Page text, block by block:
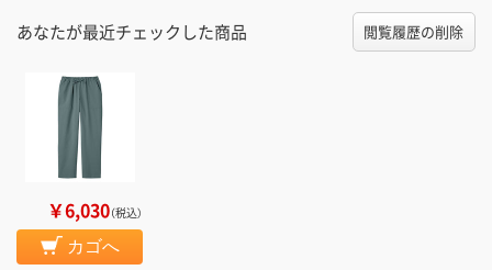
あなたが最近チェックした商品 閲覧履歴の削除
￥6,030（税込）
カゴへ